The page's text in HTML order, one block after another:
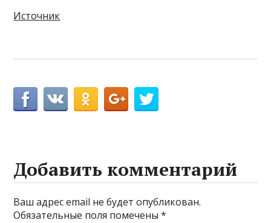
Источник
Добавить комментарий
Ваш адрес email не будет опубликован.
Обязательные поля помечены*